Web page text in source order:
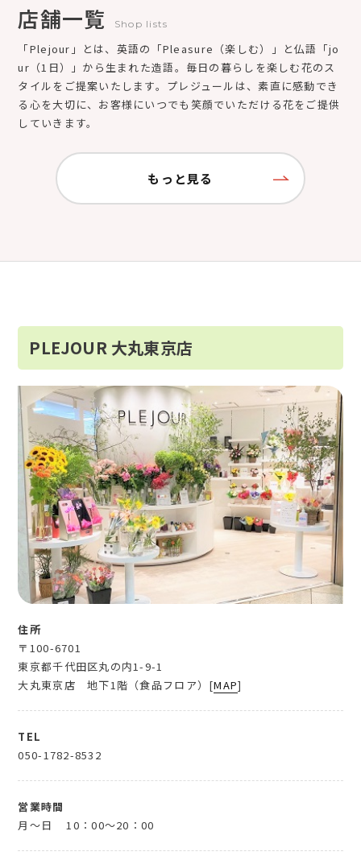
店舗一覧 Shop lists
「Plejour」とは、英語の「Pleasure（楽しむ）」と仏語「jo
ur（1日）」から生まれた造語。毎日の暮らしを楽しむ花のス
タイルをご提案いたします。プレジュールは、素直に感動でき
る心を大切に、お客様にいつでも笑顔でいただける花をご提供
していきます。
もっと見る
PLEJOUR 大丸東京店
住所
〒100-6701
東京都千代田区丸の内1-9-1
大丸東京店 地下1階（食品フロア）[MAP]
TEL
050-1782-8532
営業時間
月～日
10：00～20：00